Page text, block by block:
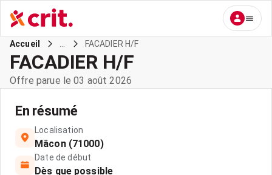
Accueil FACADIER H/F
FACADIER H/F
Offre parue le 03 août 2026
En résumé
Localisation
Mâcon (71000)
Date de début
Dès que possible